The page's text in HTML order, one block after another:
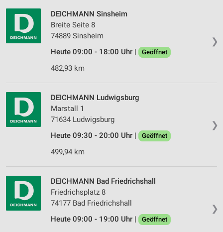
❯
DEICHMANN Sinsheim
Breite Seite 8
74889 Sinsheim
Heute 09:00 - 18:00 Uhr |
Geöffnet
482,93 km
❯
DEICHMANN Ludwigsburg
Marstall 1
71634 Ludwigsburg
Heute 09:30 - 20:00 Uhr |
Geöffnet
499,94 km
❯
DEICHMANN Bad Friedrichshall
Friedrichsplatz 8
74177 Bad Friedrichshall
Heute 09:00 - 19:00 Uhr |
Geöffnet